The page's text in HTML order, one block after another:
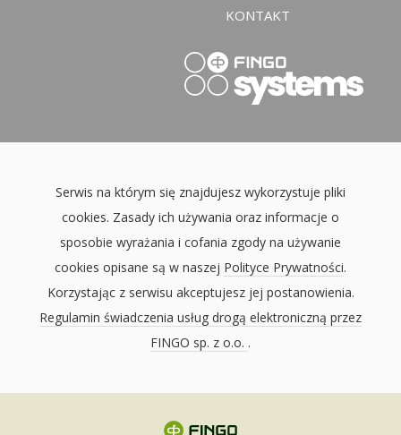
KONTAKT
Serwis na którym się znajdujesz wykorzystuje pliki
cookies. Zasady ich używania oraz informacje o
sposobie wyrażania i cofania zgody na używanie
cookies opisane są w naszej Polityce Prywatności.
Korzystając z serwisu akceptujesz jej postanowienia.
Regulamin świadczenia usług drogą elektroniczną przez
FINGO sp. z o.o. .